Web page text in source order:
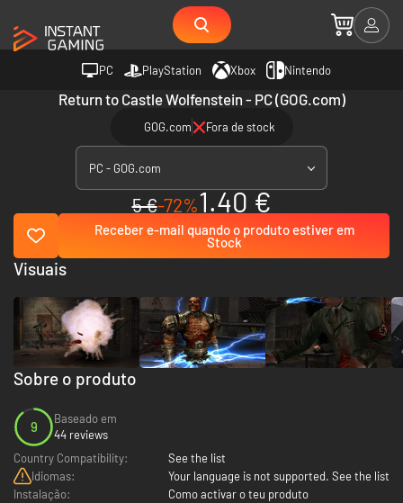
PC PlayStation Xbox Nintendo
Return to Castle Wolfenstein - PC (GOG.com)
GOG.com Fora de stock
PC - GOG.com
5 €-72%1.40 €
Receber e-mail quando o produto estiver em
Stock
Sobre o produto
9
Baseado em
44 reviews
Country Compatibility:
See the list
Idiomas:
Your language is not supported. See the list
Instalação:
Como activar o teu produto
Visuais